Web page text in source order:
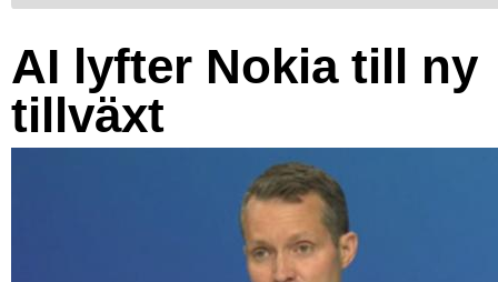
AI lyfter Nokia till ny
tillväxt